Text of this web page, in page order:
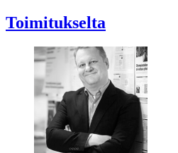
Toimitukselta